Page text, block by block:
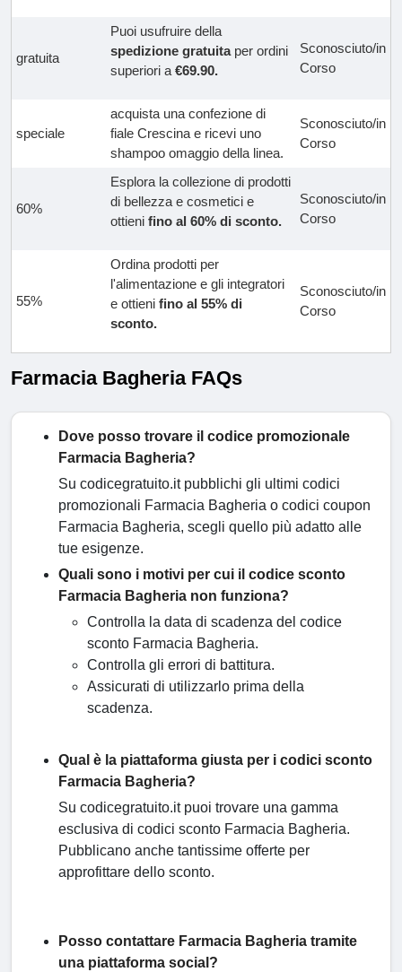
gratuita
Puoi usufruire della
spedizione gratuitaper ordini
superiori a €69.90.
Sconosciuto/in
Corso
speciale
acquista una confezione di
fiale Crescina e ricevi uno
shampoo omaggio della linea.
Sconosciuto/in
Corso
60%
Esplora la collezione di prodotti
di bellezza e cosmetici e
ottieni fino al 60% di sconto.
Sconosciuto/in
Corso
55%
Ordina prodotti per
l'alimentazione e gli integratori
e ottieni fino al 55% di
sconto.
Sconosciuto/in
Corso
Farmacia Bagheria FAQs
Dove posso trovare il codice promozionale
Farmacia Bagheria?
Su codicegratuito.it pubblichi gli ultimi codici
promozionali Farmacia Bagheria o codici coupon
Farmacia Bagheria, scegli quello più adatto alle
tue esigenze.
Quali sono i motivi per cui il codice sconto
Farmacia Bagheria non funziona?
Controlla la data di scadenza del codice
sconto Farmacia Bagheria.
Controlla gli errori di battitura.
Assicurati di utilizzarlo prima della
scadenza.
Qual è la piattaforma giusta per i codici sconto
Farmacia Bagheria?
Su codicegratuito.it puoi trovare una gamma
esclusiva di codici sconto Farmacia Bagheria.
Pubblicano anche tantissime offerte per
approfittare dello sconto.
Posso contattare Farmacia Bagheria tramite
una piattaforma social?